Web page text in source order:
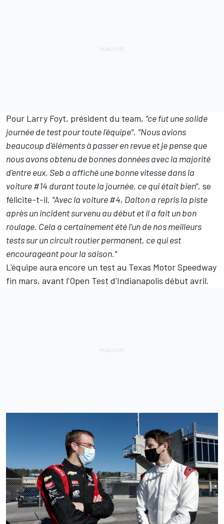
Pour Larry Foyt, président du team, "ce fut une solide
journée de test pour toute l'équipe". "Nous avions
beaucoup d'éléments à passer en revue et je pense que
nous avons obtenu de bonnes données avec la majorité
d'entre eux. Seb a affiché une bonne vitesse dans la
voiture #14 durant toute la journée, ce qui était bien", se
félicite-t-il. "Avec la voiture #4, Dalton a repris la piste
après un incident survenu au début et il a fait un bon
roulage. Cela a certainement été l'un de nos meilleurs
tests sur un circuit routier permanent, ce qui est
encourageant pour la saison."
L'équipe aura encore un test au Texas Motor Speedway
fin mars, avant l'Open Test d'Indianapolis début avril.